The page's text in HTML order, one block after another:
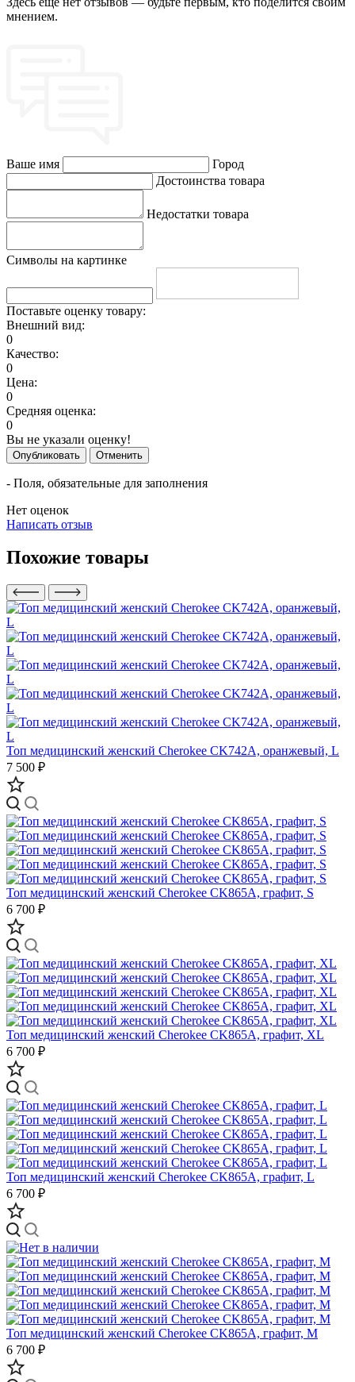
мнением.
Ваше имя
Город
Достоинства товара
Недостатки товара
Символы на картинке
Поставьте оценку товару:
Внешний вид:
0
Качество:
0
Цена:
0
Средняя оценка:
0
Вы не указали оценку!
Опубликовать Отменить
- Поля, обязательные для заполнения
Нет оценок
Написать отзыв
Похожие товары
Топ медицинский женский Cherokee CK742A, оранжевый, L
7 500 ₽
Топ медицинский женский Cherokee CK865A, графит, S
6 700 ₽
Топ медицинский женский Cherokee CK865A, графит, XL
6 700 ₽
Топ медицинский женский Cherokee CK865A, графит, L
6 700 ₽
Топ медицинский женский Cherokee CK865A, графит, M
6 700 ₽